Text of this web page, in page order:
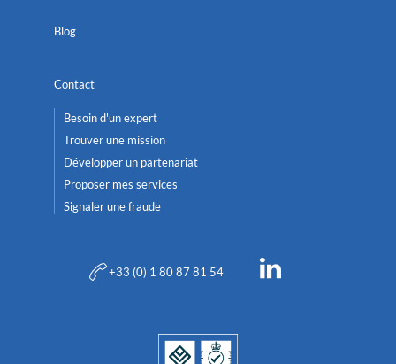
Blog
Contact
Besoin d'un expert
Trouver une mission
Développer un partenariat
Proposer mes services
Signaler une fraude
+33 (0) 1 80 87 81 54